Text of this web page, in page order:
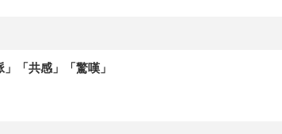
「共感」「驚嘆」